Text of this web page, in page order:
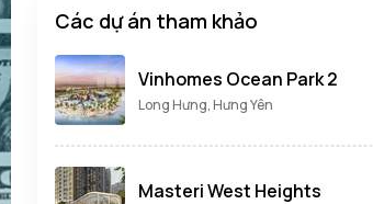
Các dự án tham khảo
Vinhomes Ocean Park 2
Long Hưng, Hưng Yên
Masteri West Heights